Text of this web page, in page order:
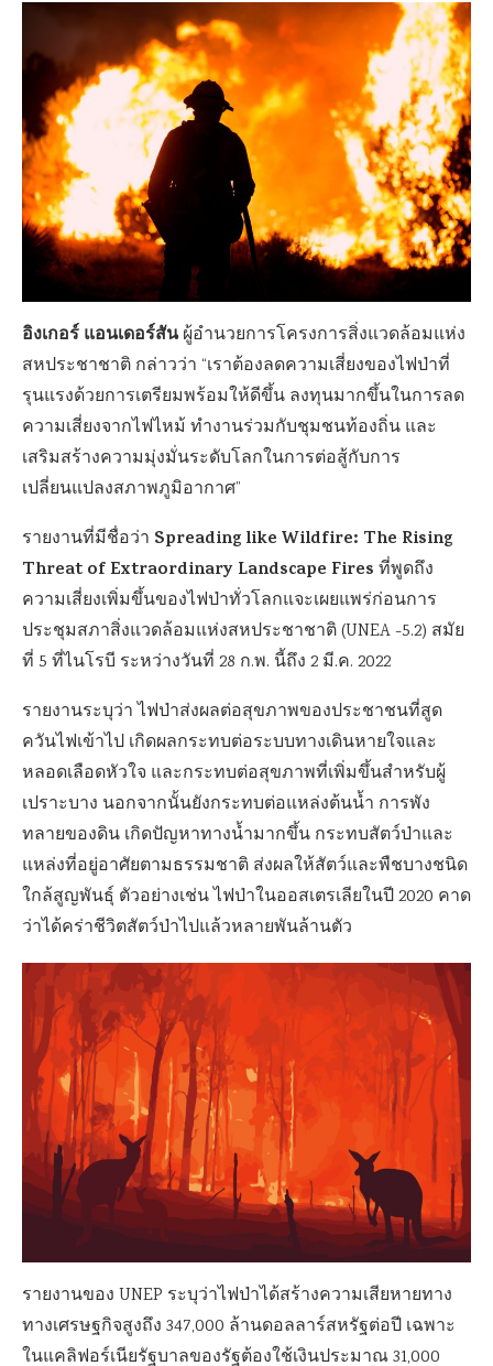
อิงเกอร์ แอนเดอร์สันผู้อำนวยการโครงการสิ่งแวดล้อมแห่ง
สหประชาชาติ กล่าวว่า “เราต้องลดความเสี่ยงของไฟป่าที่
รุนแรงด้วยการเตรียมพร้อมให้ดีขึ้น ลงทุนมากขึ้นในการลด
ความเสี่ยงจากไฟไหม้ ทำงานร่วมกับชุมชนท้องถิ่น และ
เสริมสร้างความมุ่งมั่นระดับโลกในการต่อสู้กับการ
เปลี่ยนแปลงสภาพภูมิอากาศ”
รายงานที่มีชื่อว่า Spreading like Wildfire: The Rising
Threat of Extraordinary Landscape Fires ที่พูดถึง
ความเสี่ยงเพิ่มขึ้นของไฟป่าทั่วโลกแจะเผยแพร่ก่อนการ
ประชุมสภาสิ่งแวดล้อมแห่งสหประชาชาติ (UNEA -5.2) สมัย
ที่ 5 ที่ไนโรบี ระหว่างวันที่ 28 ก.พ. นี้ถึง 2 มี.ค. 2022
รายงานระบุว่า ไฟป่าส่งผลต่อสุขภาพของประชาชนที่สูด
ควันไฟเข้าไป เกิดผลกระทบต่อระบบทางเดินหายใจและ
หลอดเลือดหัวใจ และกระทบต่อสุขภาพที่เพิ่มขึ้นสำหรับผู้
เปราะบาง นอกจากนั้นยังกระทบต่อแหล่งต้นน้ำ การพัง
ทลายของดิน เกิดปัญหาทางน้ำมากขึ้น กระทบสัตว์ป่าและ
แหล่งที่อยู่อาศัยตามธรรมชาติ ส่งผลให้สัตว์และพืชบางชนิด
ใกล้สูญพันธุ์ ตัวอย่างเช่น ไฟป่าในออสเตรเลียในปี 2020 คาด
ว่าได้คร่าชีวิตสัตว์ป่าไปแล้วหลายพันล้านตัว
รายงานของ UNEP ระบุว่าไฟป่าได้สร้างความเสียหายทาง
ทางเศรษฐกิจสูงถึง 347,000 ล้านดอลลาร์สหรัฐต่อปี เฉพาะ
ในแคลิฟอร์เนียรัฐบาลของรัฐต้องใช้เงินประมาณ 31,000